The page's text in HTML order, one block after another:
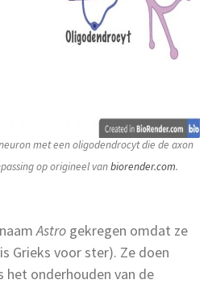
met een oligodendrocyt die de axon
op origineel vanbiorender.com.
Astro gekregen omdat ze
is Grieks voor ster). Ze doen
het onderhouden van de